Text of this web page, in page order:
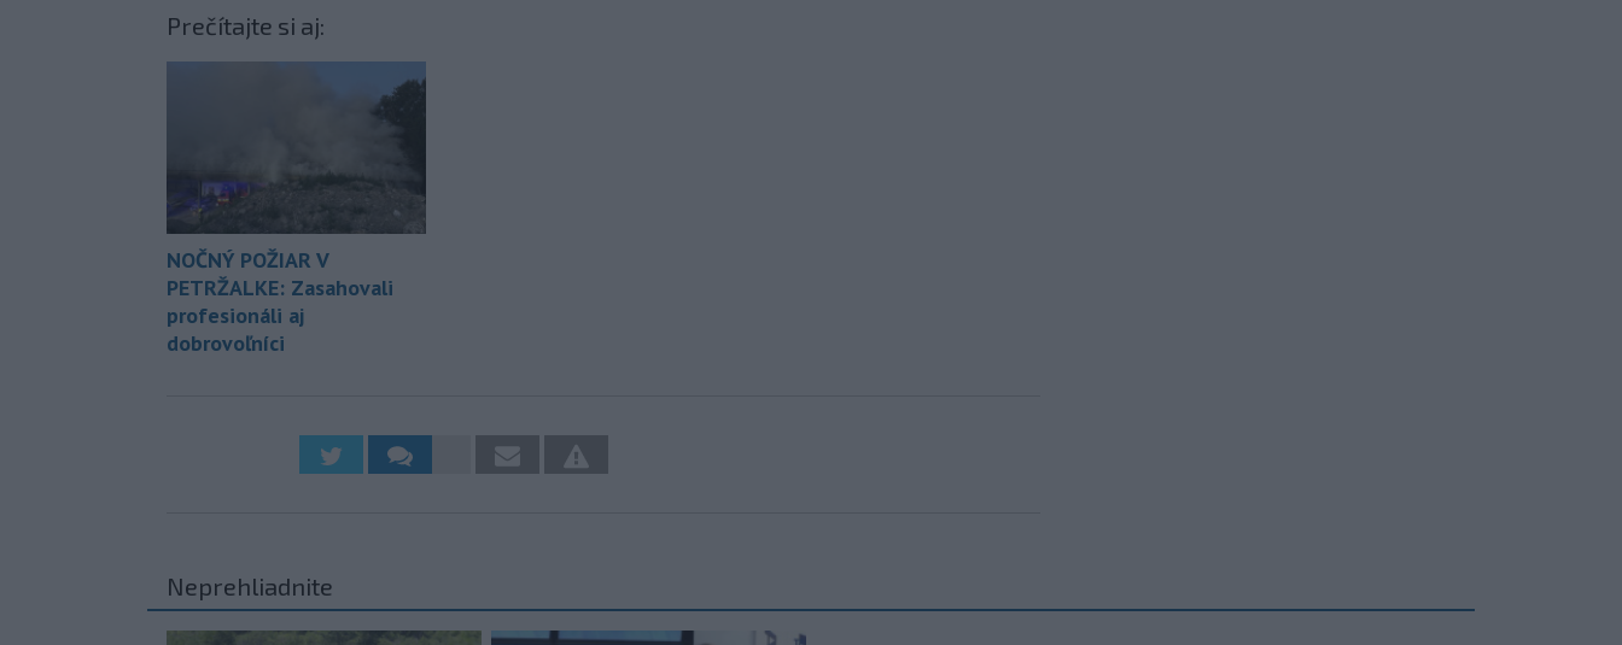
Prečítajte si aj:
NOČNÝ POŽIAR V
PETRŽALKE: Zasahovali
profesionáli aj
dobrovoľníci
Neprehliadnite